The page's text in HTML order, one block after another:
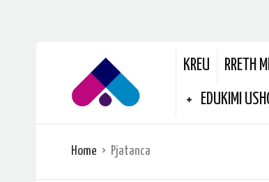
KREU RRETH
EDUKIMI
Home Pjatanca